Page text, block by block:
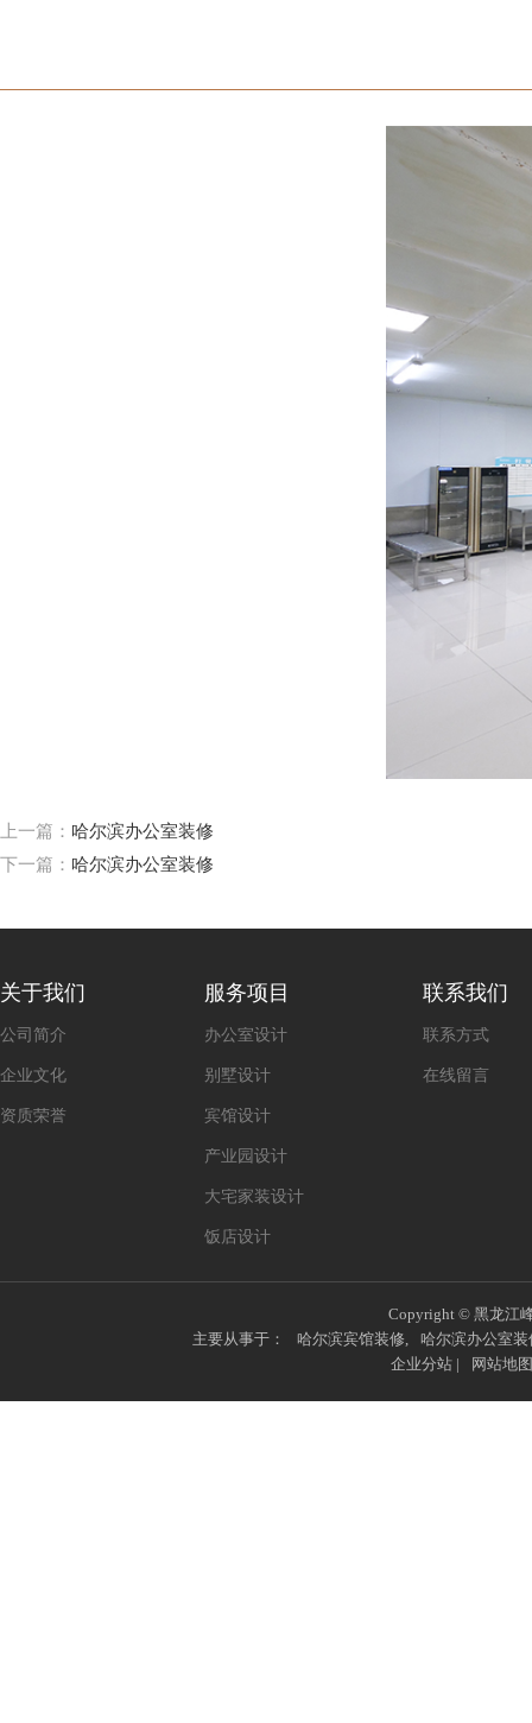
上一篇： 哈尔滨办公室装修
下一篇： 哈尔滨办公室装修
关于我们
公司简介
企业文化
资质荣誉
服务项目
办公室设计
别墅设计
宾馆设计
产业园设计
大宅家装设计
饭店设计
联系我们
联系方式
在线留言
Copyright © 黑龙江
主要从事于：
哈尔滨宾馆装修,
哈尔滨办公室装
企业分站| 网站地图